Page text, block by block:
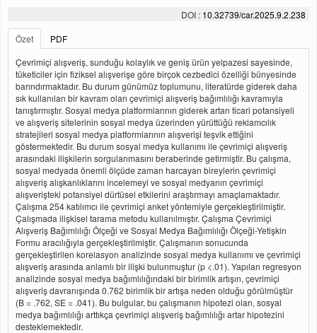
DOI : 10.32739/car.2025.9.2.238
Özet
PDF
Çevrimiçi alışveriş, sunduğu kolaylık ve geniş ürün yelpazesi sayesinde,
tüketiciler için fiziksel alışverişe göre birçok cezbedici özelliği bünyesinde
barındırmaktadır. Bu durum günümüz toplumunu, literatürde giderek daha
sık kullanılan bir kavram olan çevrimiçi alışveriş bağımlılığı kavramıyla
tanıştırmıştır. Sosyal medya platformlarının giderek artan ticari potansiyeli
ve alışveriş sitelerinin sosyal medya üzerinden yürüttüğü reklamcılık
stratejileri sosyal medya platformlarının alışverişi teşvik ettiğini
göstermektedir. Bu durum sosyal medya kullanımı ile çevrimiçi alışveriş
arasındaki ilişkilerin sorgulanmasını beraberinde getirmiştir. Bu çalışma,
sosyal medyada önemli ölçüde zaman harcayan bireylerin çevrimiçi
alışveriş alışkanlıklarını incelemeyi ve sosyal medyanın çevrimiçi
alışverişteki potansiyel dürtüsel etkilerini araştırmayı amaçlamaktadır.
Çalışma 254 katılımcı ile çevrimiçi anket yöntemiyle gerçekleştirilmiştir.
Çalışmada ilişkisel tarama metodu kullanılmıştır. Çalışma Çevrimiçi
Alışveriş Bağımlılığı Ölçeği ve Sosyal Medya Bağımlılığı Ölçeği-Yetişkin
Formu aracılığıyla gerçekleştirilmiştir. Çalışmanın sonucunda
gerçekleştirilen korelasyon analizinde sosyal medya kullanımı ve çevrimiçi
alışveriş arasında anlamlı bir ilişki bulunmuştur (p <.01). Yapılan regresyon
analizinde sosyal medya bağımlılığındaki bir birimlik artışın, çevrimiçi
alışveriş davranışında 0.762 birimlik bir artışa neden olduğu görülmüştür
(B = .762, SE = .041). Bu bulgular, bu çalışmanın hipotezi olan, sosyal
medya bağımlılığı arttıkça çevrimiçi alışveriş bağımlılığı artar hipotezini
desteklemektedir.